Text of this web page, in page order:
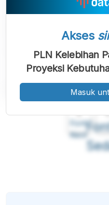
A
Font
Kecil
Akses
PLN Kelebihan
Proyeksi
Masuk